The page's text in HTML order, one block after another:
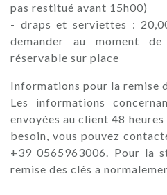
pas restitué avant 15h00)
- draps et serviettes :
demander au moment
réservable sur place
Informations pour la remise
Les informations
envoyées au client 48
besoin, vous pouvez
+39 0565963006. Pour la
remise des clés a